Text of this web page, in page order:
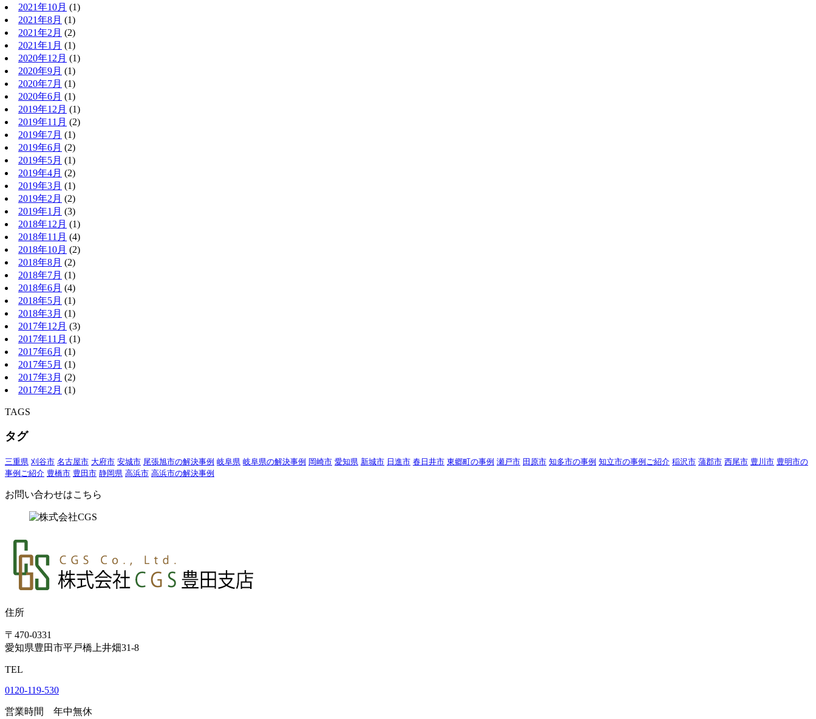
2021年10月 (1)
2021年8月 (1)
2021年2月 (2)
2021年1月 (1)
2020年12月 (1)
2020年9月 (1)
2020年7月 (1)
2020年6月 (1)
2019年12月 (1)
2019年11月 (2)
2019年7月 (1)
2019年6月 (2)
2019年5月 (1)
2019年4月 (2)
2019年3月 (1)
2019年2月 (2)
2019年1月 (3)
2018年12月 (1)
2018年11月 (4)
2018年10月 (2)
2018年8月 (2)
2018年7月 (1)
2018年6月 (4)
2018年5月 (1)
2018年3月 (1)
2017年12月 (3)
2017年11月 (1)
2017年6月 (1)
2017年5月 (1)
2017年3月 (2)
2017年2月 (1)
TAGS
タグ
三重県 刈谷市 名古屋市 大府市 安城市 尾張旭市の解決事例 岐阜県 岐阜県の解決事例 岡崎市 愛知県 新城市 日進市 春日井市 東郷町の事例 瀬戸市 田原市 知多市の事例 知立市の事例ご紹介 稲沢市 蒲郡市 西尾市 豊川市 豊明市の
事例ご紹介 豊橋市 豊田市 静岡県 高浜市 高浜市の解決事例
お問い合わせはこちら
住所
〒470-0331
愛知県豊田市平戸橋上井畑31-8
TEL
0120-119-530
営業時間 年中無休